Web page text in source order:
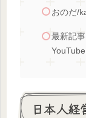
おのだ/
最新記
日本人経